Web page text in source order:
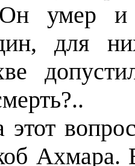
умер и
для
этот
Ахмара.